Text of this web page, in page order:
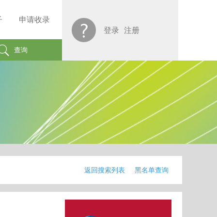
申请收录
查询
登录 注册
返回搜索列表 黑名单查询